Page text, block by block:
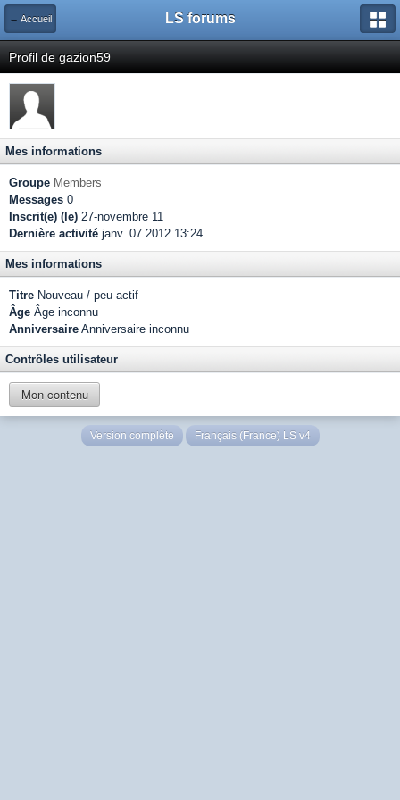
← Accueil LS forums
Profil de gazion59
Mes informations
Groupe Members
Messages 0
Inscrit(e) (le) 27-novembre 11
Dernière activité janv. 07 2012 13:24
Mes informations
Titre Nouveau / peu actif
Âge Âge inconnu
Anniversaire Anniversaire inconnu
Contrôles utilisateur
Mon contenu
Version complète Français (France) LS v4